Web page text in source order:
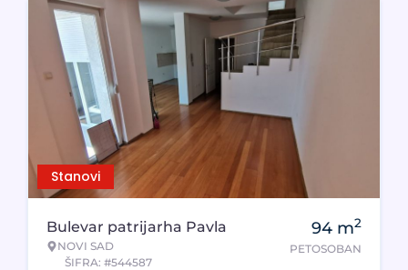
Stanovi
Bulevar patrijarha Pavla
NOVI SAD
ŠIFRA: #544587
94 m2
PETOSOBAN